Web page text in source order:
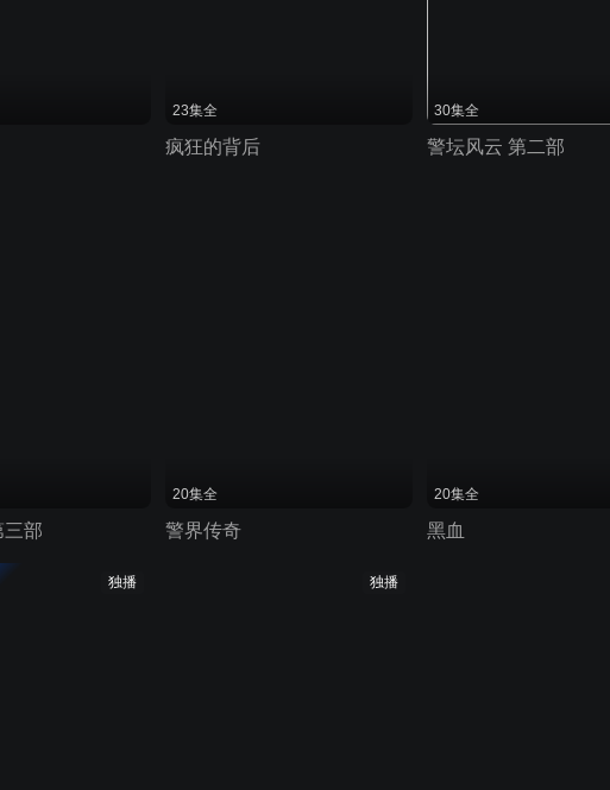
23集全
疯狂的背后
30集全
警坛风云 第二部
三部
20集全
警界传奇
20集全
黑血
独播 独播